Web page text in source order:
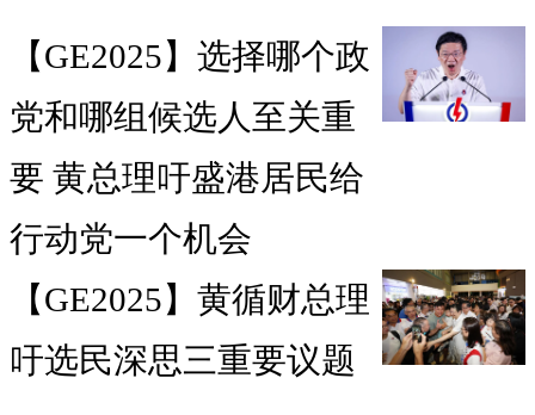
【GE2025】选择哪个政
党和哪组候选人至关重
要 黄总理吁盛港居民给
行动党一个机会
【GE2025】黄循财总理
吁选民深思三重要议题